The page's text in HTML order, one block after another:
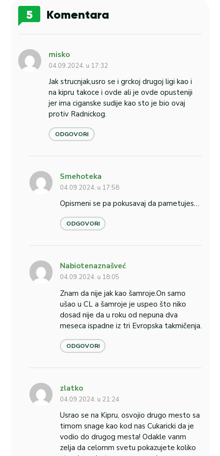
5 Komentara
misko
04.09.2024. u 17:32
Jak strucnjak,usro se i grckoj drugoj ligi kao i
na kipru takoce i ovde ali je ovde opusteniji
jer ima ciganske sudije kao sto je bio ovaj
protiv Radnickog.
ODGOVORI
Smehoteka
04.09.2024. u 17:58
Opismeni se pa pokusavaj da pametujes…
ODGOVORI
Nabiotenaznašveć
04.09.2024. u 18:05
Znam da nije jak kao šamroje.On samo
ušao u CL a šamroje je uspeo što niko
dosad nije da u roku od nepuna dva
meseca ispadne iz tri Evropska takmičenja.
ODGOVORI
zlatko
04.09.2024. u 21:24
Usrao se na Kipru, osvojio drugo mesto sa
timom snage kao kod nas Cukaricki da je
vodio do drugog mesta! Odakle vanm
zelja da celomm svetu pokazujete koliko